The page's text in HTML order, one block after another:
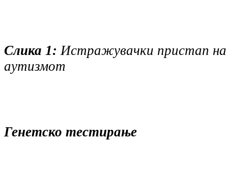
Слика 1:Истражувачки пристап на
аутизмот
Генетско тестирање